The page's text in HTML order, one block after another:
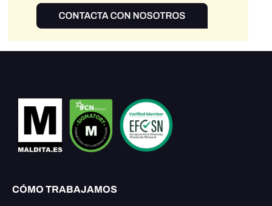
CÓMO TRABAJAMOS